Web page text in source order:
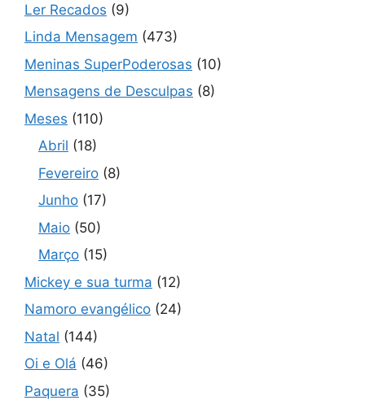
Ler Recados (9)
Linda Mensagem (473)
Meninas SuperPoderosas (10)
Mensagens de Desculpas (8)
Meses (110)
Abril (18)
Fevereiro (8)
Junho (17)
Maio (50)
Março (15)
Mickey e sua turma (12)
Namoro evangélico (24)
Natal (144)
Oi e Olá (46)
Paquera (35)